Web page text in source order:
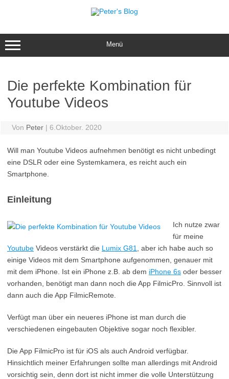
Menü
Die perfekte Kombination für
Youtube Videos
Von Peter | 6.Oktober. 2020
Will man Youtube Videos aufnehmen benötigt es nicht unbedingt
eine DSLR oder eine Systemkamera, es reicht auch ein
Smartphone.
Einleitung
Ich nutze zwar
für meine
Youtube Videos verstärkt die Lumix G81
, aber ich habe auch so
einige Videos mit dem Smartphone aufgenommen, genauer mit
mit dem iPhone. Ist ein iPhone z.B. ab dem iPhone 6s oder besser
vorhanden, benötigt man dann noch die App FilmicPro. Sinnvoll ist
dann auch die App FilmicRemote.
Verfügt man über ein neueres iPhone ist man durch die
verschiedenen eingebauten Objektive sogar noch flexibler.
Die App FilmicPro ist für iOS als auch Android verfügbar.
Hinsichtlich meiner Erfahrungen sollte man allerdings mit Android
vorsichtig sein, denn dort ist nicht immer die volle Unterstützung